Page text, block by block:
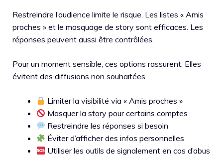
Restreindre l’audience limite le risque. Les listes « Amis
proches » et le masquage de story sont efficaces. Les
réponses peuvent aussi être contrôlées.
Pour un moment sensible, ces options rassurent. Elles
évitent des diffusions non souhaitées.
Limiter la visibilité via « Amis proches »
Masquer la story pour certains comptes
Restreindre les réponses si besoin
Éviter d’afficher des infos personnelles
Utiliser les outils de signalement en cas d’abus